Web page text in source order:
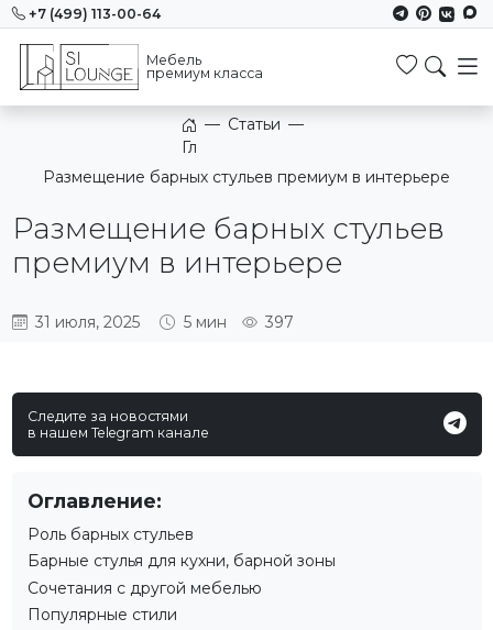
+7 (499) 113-00-64
Мебель
премиум класса
Главная
— Статьи —
Размещение барных стульев премиум в интерьере
Размещение барных стульев
премиум в интерьере
31 июля, 2025 5 мин 397
Следите за новостями
в нашем Telegram канале
Оглавление:
Роль барных стульев
Барные стулья для кухни, барной зоны
Сочетания с другой мебелью
Популярные стили